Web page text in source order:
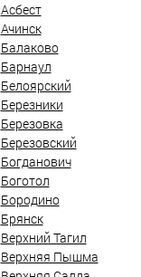
Асбест
Ачинск
Балаково
Барнаул
Белоярский
Березники
Березовка
Березовский
Богданович
Боготол
Бородино
Брянск
Верхний Тагил
Верхняя Пышма